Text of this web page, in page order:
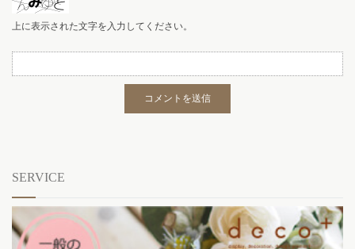
上に表示された文字を入力してください。
SERVICE